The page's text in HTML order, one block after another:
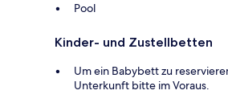
Pool
Kinder- und Zustellbetten
Um ein Babybett zu
Unterkunft bitte im Voraus.